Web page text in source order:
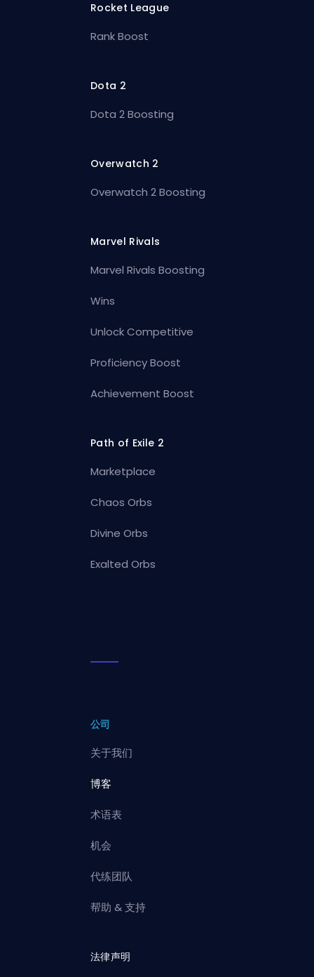
Rocket League
Rank Boost
Dota 2
Dota 2 Boosting
Overwatch 2
Overwatch 2 Boosting
Marvel Rivals
Marvel Rivals Boosting
Wins
Unlock Competitive
Proficiency Boost
Achievement Boost
Path of Exile 2
Marketplace
Chaos Orbs
Divine Orbs
Exalted Orbs
公司
关于我们
博客
术语表
机会
代练团队
帮助 & 支持
法律声明